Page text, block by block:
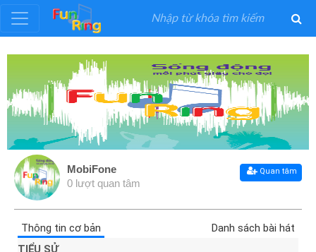
Đăng
Thể
Loại
Nghệ
MobiFone
0 lượt quan tâm
Quan tâm
Thông tin cơ bản
Danh sách bài hát
TIỂU SỬ